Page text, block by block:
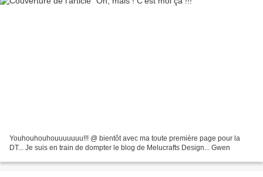
Youhouhouhouuuuuuu!!! @ bientôt avec ma toute première page pour la
DT... Je suis en train de dompter le blog de Melucrafts Design... Gwen